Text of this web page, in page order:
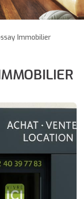
Immobilier